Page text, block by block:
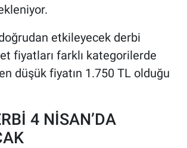
doğrudan etkileyecek derbi
fiyatları farklı kategorilerde
düşük fiyatın 1.750 TL olduğu
4 NİSAN’DA